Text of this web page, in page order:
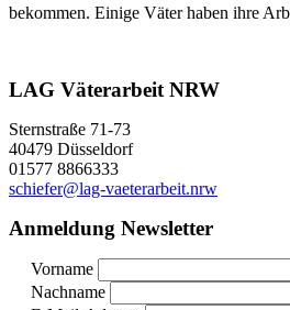
bekommen. Einige Väter haben ihre
LAG Väterarbeit NRW
Sternstraße 71-73
40479 Düsseldorf
01577 8866333
schiefer@lag-vaeterarbeit.nrw
Anmeldung Newsletter
Vorname
Nachname